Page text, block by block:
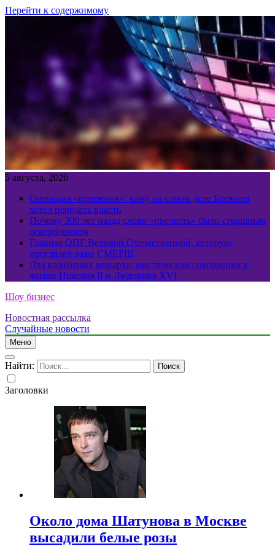
Перейти к содержимому
5 августа, 2026
Операция «преемник»: кому на самом деле Брежнев
хотел передать власть
Почему 300 лет назад слово «прелесть» было страшным
оскорблением
Главная ОПГ Великой Отечественной, которую
проглядел даже СМЕРШ
Два казнённых монарха: мистические совпадения в
жизни Николая II и Людовика XVI
Шоу бизнес
Новостная рассылка
Случайные новости
Меню
Найти:
Заголовки
Около дома Шатунова в Москве
высадили белые розы